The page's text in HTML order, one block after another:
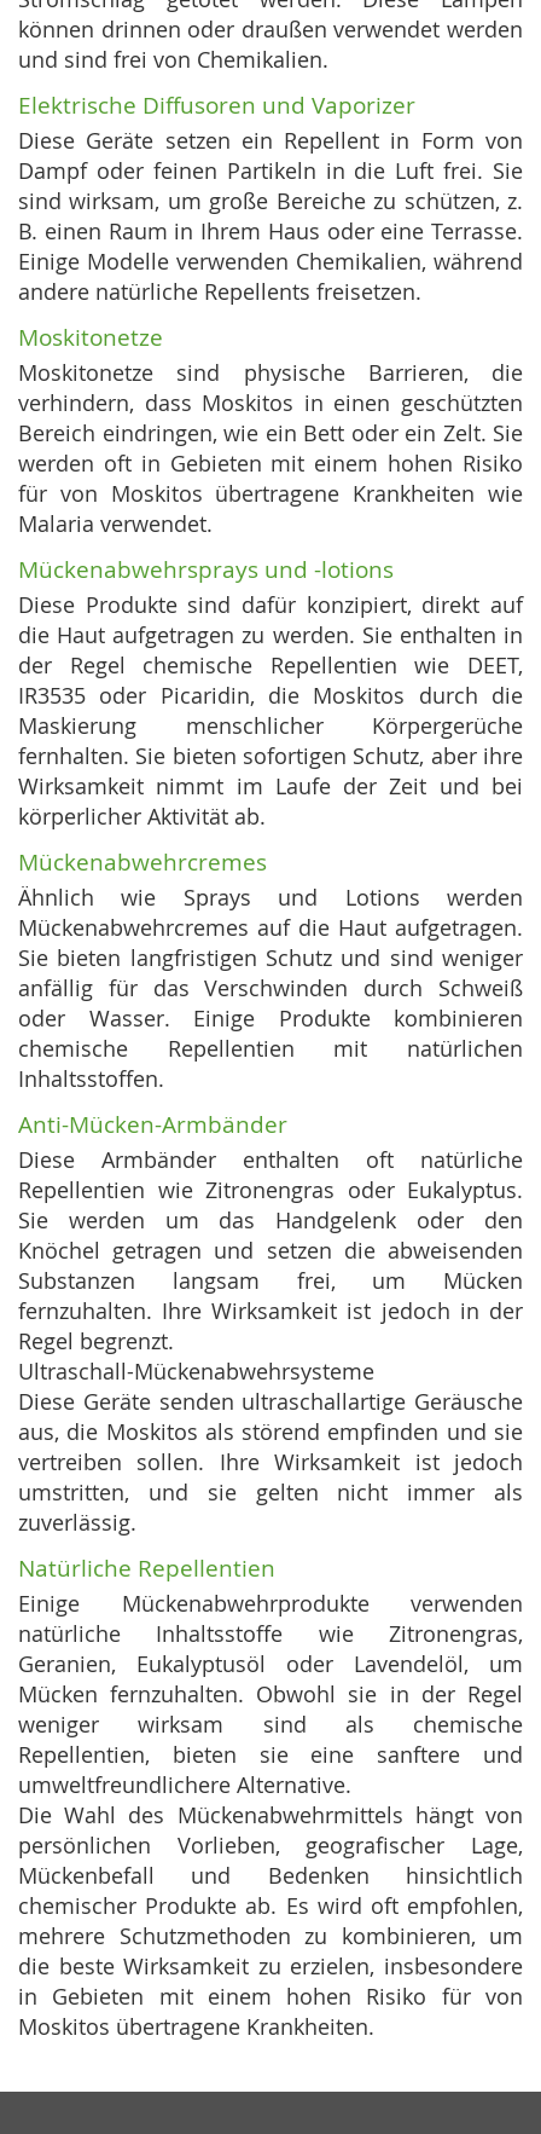
können drinnen oder draußen verwendet werden
und sind frei von Chemikalien.
Elektrische Diffusoren und Vaporizer
Diese Geräte setzen ein Repellent in Form von
Dampf oder feinen Partikeln in die Luft frei. Sie
sind wirksam, um große Bereiche zu schützen, z.
B. einen Raum in Ihrem Haus oder eine Terrasse.
Einige Modelle verwenden Chemikalien, während
andere natürliche Repellents freisetzen.
Moskitonetze
Moskitonetze sind physische Barrieren, die
verhindern, dass Moskitos in einen geschützten
Bereich eindringen, wie ein Bett oder ein Zelt. Sie
werden oft in Gebieten mit einem hohen Risiko
für von Moskitos übertragene Krankheiten wie
Malaria verwendet.
Mückenabwehrsprays und -lotions
Diese Produkte sind dafür konzipiert, direkt auf
die Haut aufgetragen zu werden. Sie enthalten in
der Regel chemische Repellentien wie DEET,
IR3535 oder Picaridin, die Moskitos durch die
Maskierung menschlicher Körpergerüche
fernhalten. Sie bieten sofortigen Schutz, aber ihre
Wirksamkeit nimmt im Laufe der Zeit und bei
körperlicher Aktivität ab.
Mückenabwehrcremes
Ähnlich wie Sprays und Lotions werden
Mückenabwehrcremes auf die Haut aufgetragen.
Sie bieten langfristigen Schutz und sind weniger
anfällig für das Verschwinden durch Schweiß
oder Wasser. Einige Produkte kombinieren
chemische Repellentien mit natürlichen
Inhaltsstoffen.
Anti-Mücken-Armbänder
Diese Armbänder enthalten oft natürliche
Repellentien wie Zitronengras oder Eukalyptus.
Sie werden um das Handgelenk oder den
Knöchel getragen und setzen die abweisenden
Substanzen langsam frei, um Mücken
fernzuhalten. Ihre Wirksamkeit ist jedoch in der
Regel begrenzt.
Ultraschall-Mückenabwehrsysteme
Diese Geräte senden ultraschallartige Geräusche
aus, die Moskitos als störend empfinden und sie
vertreiben sollen. Ihre Wirksamkeit ist jedoch
umstritten, und sie gelten nicht immer als
zuverlässig.
Natürliche Repellentien
Einige Mückenabwehrprodukte verwenden
natürliche Inhaltsstoffe wie Zitronengras,
Geranien, Eukalyptusöl oder Lavendelöl, um
Mücken fernzuhalten. Obwohl sie in der Regel
weniger wirksam sind als chemische
Repellentien, bieten sie eine sanftere und
umweltfreundlichere Alternative.
Die Wahl des Mückenabwehrmittels hängt von
persönlichen Vorlieben, geografischer Lage,
Mückenbefall und Bedenken hinsichtlich
chemischer Produkte ab. Es wird oft empfohlen,
mehrere Schutzmethoden zu kombinieren, um
die beste Wirksamkeit zu erzielen, insbesondere
in Gebieten mit einem hohen Risiko für von
Moskitos übertragene Krankheiten.